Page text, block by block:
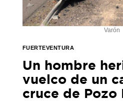
Varón
FUERTEVENTURA
Un hombre
vuelco de un
cruce de Pozo